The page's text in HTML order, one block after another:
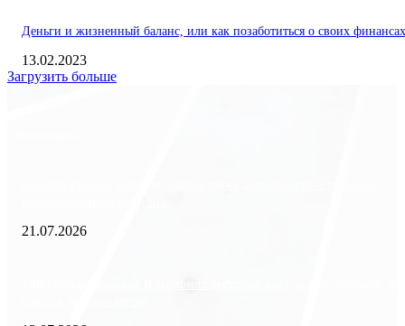
Деньги и жизненный баланс, или как позаботиться о своих финансах
13.02.2023
Загрузить больше
21.07.2026